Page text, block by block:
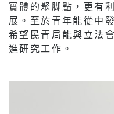
實體的聚脚點，更有
展。至於青年能從中
希望民青局能與立法
進研究工作。